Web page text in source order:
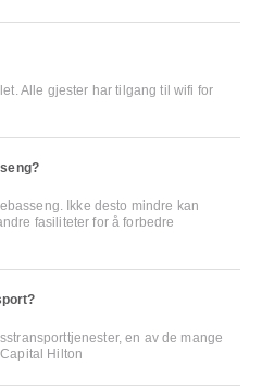
Alle gjester har tilgang til wifi for
Ikke desto mindre kan
fasiliteter for å forbedre
en av de mange
Hilton